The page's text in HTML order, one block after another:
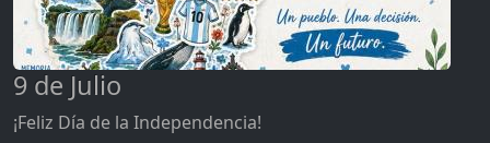
9 de Julio
¡Feliz Día de la Independencia!